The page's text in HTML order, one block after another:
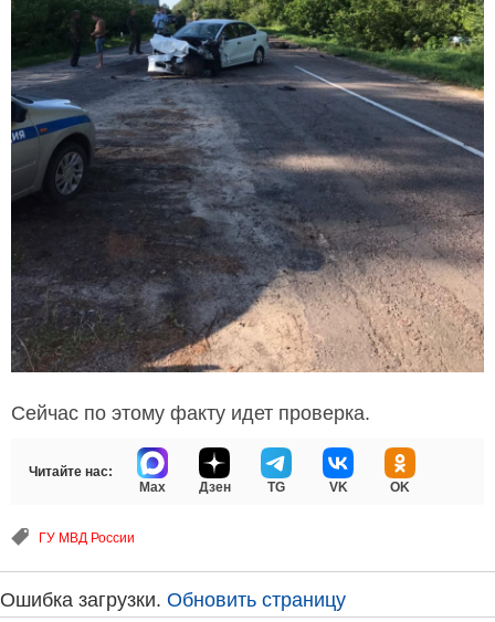
Сейчас по этому факту идет проверка.
Читайте нас:
Max
Дзен TG VK OK
ГУ МВД России
Ошибка загрузки. Обновить страницу